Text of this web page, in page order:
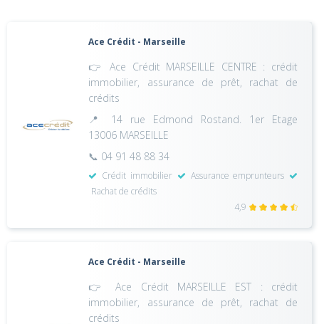
Ace Crédit - Marseille
👉 Ace Crédit MARSEILLE CENTRE : crédit
immobilier, assurance de prêt, rachat de
crédits
📍 14 rue Edmond Rostand. 1er Etage
13006 MARSEILLE
📞 04 91 48 88 34
Crédit immobilier
Assurance emprunteurs
Rachat de crédits
4,9
Ace Crédit - Marseille
👉 Ace Crédit MARSEILLE EST : crédit
immobilier, assurance de prêt, rachat de
crédits